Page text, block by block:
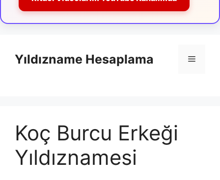
Yıldızname Hesaplama Menü
Koç Burcu Erkeği
Yıldıznamesi